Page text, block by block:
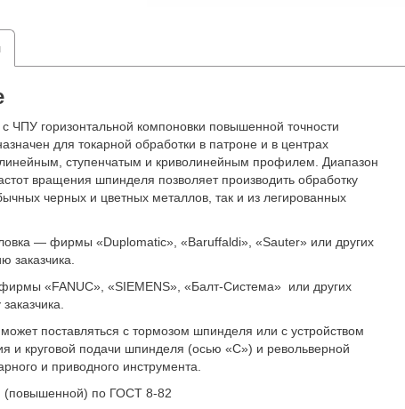
ЧПУ горизонтальной компоновки повышенной точности
для токарной обработки в патроне и в центрах
ступенчатым и криволинейным профилем. Диапазон
вращения шпинделя позволяет производить обработку
черных и цветных металлов, так и из легированных
— фирмы «Duplomatic», «Baruffaldi», «Sauter» или других
заказчика.
«FANUC», «SIEMENS», «Балт-Система» или других
может поставляться c тормозом шпинделя или с устройством
и круговой подачи шпинделя (осью «С») и револьверной
и приводного инструмента.
(повышенной) по ГОСТ 8-82